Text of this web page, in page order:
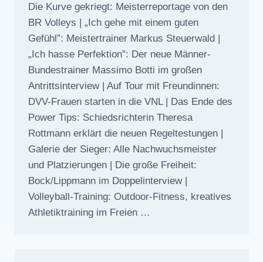
Die Kurve gekriegt: Meisterreportage von den
BR Volleys | „Ich gehe mit einem guten
Gefühl”: Meistertrainer Markus Steuerwald |
„Ich hasse Perfektion”: Der neue Männer-
Bundestrainer Massimo Botti im großen
Antrittsinterview | Auf Tour mit Freundinnen:
DVV-Frauen starten in die VNL | Das Ende des
Power Tips: Schiedsrichterin Theresa
Rottmann erklärt die neuen Regeltestungen |
Galerie der Sieger: Alle Nachwuchsmeister
und Platzierungen | Die große Freiheit:
Bock/Lippmann im Doppelinterview |
Volleyball-Training: Outdoor-Fitness, kreatives
Athletiktraining im Freien …